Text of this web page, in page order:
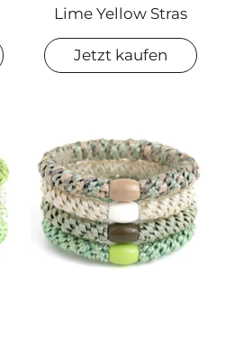
Lime Yellow Stras
Jetzt kaufen